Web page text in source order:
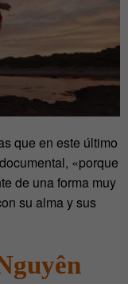
que en este último
«porque
de una forma muy
su alma y sus